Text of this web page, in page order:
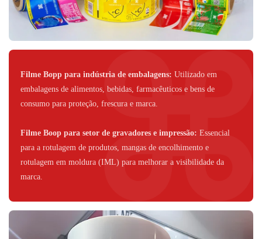
Filme Bopp para indústria de embalagens: Utilizado em
embalagens de alimentos, bebidas, farmacêuticos e bens de
consumo para proteção, frescura e marca.
Filme Boop para setor de gravadores e impressão: Essencial
para a rotulagem de produtos, mangas de encolhimento e
rotulagem em moldura (IML) para melhorar a visibilidade da
marca.